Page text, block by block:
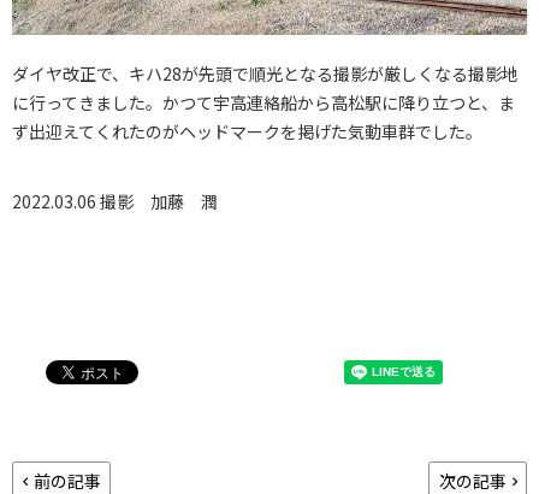
ダイヤ改正で、キハ28が先頭で順光となる撮影が厳しくなる撮影地
に行ってきました。かつて宇高連絡船から高松駅に降り立つと、ま
ず出迎えてくれたのがヘッドマークを掲げた気動車群でした。
2022.03.06 撮影 加藤 潤
前の記事 次の記事